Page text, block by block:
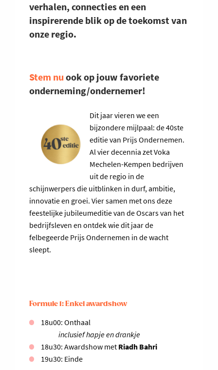
verhalen, connecties en een
inspirerende blik op de toekomst van
onze regio.
Stem nu ook op jouw favoriete
onderneming/ondernemer!
Dit jaar vieren we een
bijzondere mijlpaal: de 40ste
editie van Prijs Ondernemen.
Al vier decennia zet Voka
Mechelen-Kempen bedrijven
uit de regio in de
schijnwerpers die uitblinken in durf, ambitie,
innovatie en groei. Vier samen met ons deze
feestelijke jubileumeditie van de Oscars van het
bedrijfsleven en ontdek wie dit jaar de
felbegeerde Prijs Ondernemen in de wacht
sleept.
Formule 1: Enkel awardshow
18u00: Onthaal
inclusief hapje en drankje
18u30: Awardshow met Riadh Bahri
19u30: Einde